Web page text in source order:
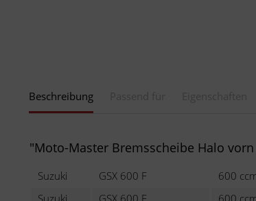
Beschreibung
"Moto-Master Bremsscheibe Halo
Suzuki GSX 600 F 600
Suzuki
GSX 600 F 600